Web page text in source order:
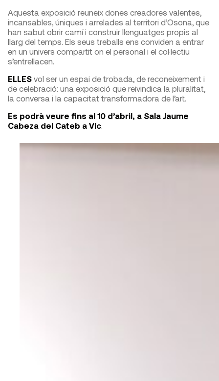
Aquesta exposició reuneix dones creadores valentes,
incansables, úniques i arrelades al territori d’Osona, que
han sabut obrir camí i construir llenguatges propis al
llarg del temps. Els seus treballs ens conviden a entrar
en un univers compartit on el personal i el col·lectiu
s’entrellacen.
ELLES vol ser un espai de trobada, de reconeixement i
de celebració: una exposició que reivindica la pluralitat,
la conversa i la capacitat transformadora de l’art.
Es podrà veure fins al 10 d’abril, a Sala Jaume
Cabeza del Cateb a Vic.